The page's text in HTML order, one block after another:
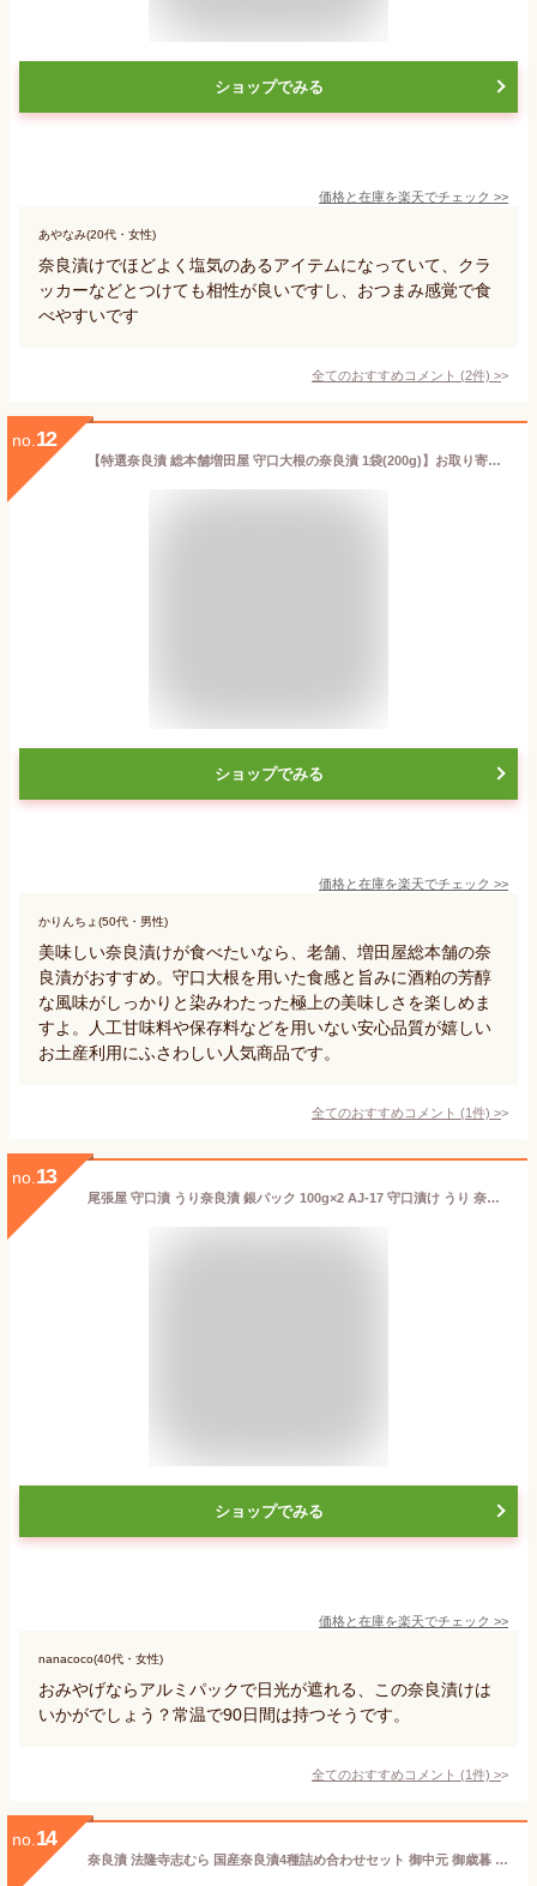
ショップでみる
価格と在庫を楽天でチェック >>
あやなみ(20代・女性)
奈良漬けでほどよく塩気のあるアイテムになっていて、クラ
ッカーなどとつけても相性が良いですし、おつまみ感覚で食
べやすいです
全てのおすすめコメント (2件) >
no. 12
【特選奈良漬 総本舗増田屋 守口大根の奈良漬 1袋(200g)】お取り寄せ 自宅用 手土産 送料無料 国産 老舗 奈良漬け 食べ比べ 人気 お返し 奈良 御祝 御礼 ならづけ なら漬け 漬物 真空パック 個包装 おつまみ ごはんのお供 酒のあて 大根 酒粕 酒かす 国産野菜
ショップでみる
価格と在庫を楽天でチェック >>
かりんちょ(50代・男性)
美味しい奈良漬けが食べたいなら、老舗、増田屋総本舗の奈
良漬がおすすめ。守口大根を用いた食感と旨みに酒粕の芳醇
な風味がしっかりと染みわたった極上の美味しさを楽しめま
すよ。人工甘味料や保存料などを用いない安心品質が嬉しい
お土産利用にふさわしい人気商品です。
全てのおすすめコメント (1件) >
no. 13
尾張屋 守口漬 うり奈良漬 銀パック 100g×2 AJ-17 守口漬け うり 奈良漬け 大根 名古屋 お土産 おみやげ ギフト 漬物 漬け物 つけもの
ショップでみる
価格と在庫を楽天でチェック >>
nanacoco(40代・女性)
おみやげならアルミパックで日光が遮れる、この奈良漬けは
いかがでしょう？常温で90日間は持つそうです。
全てのおすすめコメント (1件) >
no. 14
奈良漬 法隆寺志むら 国産奈良漬4種詰め合わせセット 御中元 御歳暮 御祝い ギフト